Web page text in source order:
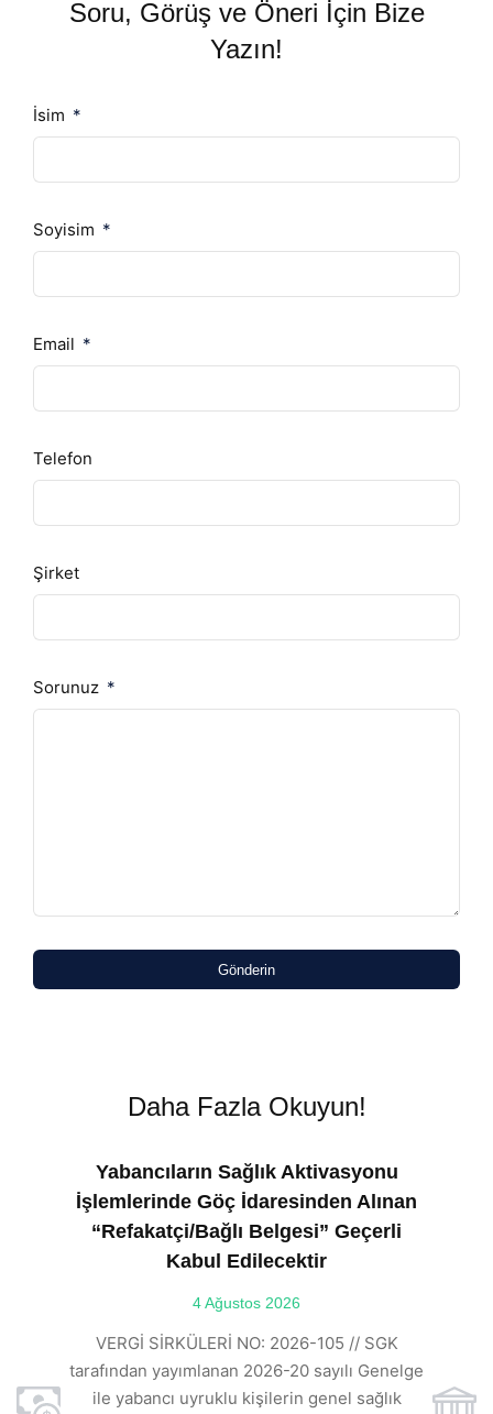
Soru, Görüş ve Öneri İçin Bize
Yazın!
İsim
Soyisim
Email
Telefon
Şirket
Sorunuz
Gönderin
Daha Fazla Okuyun!
Yabancıların Sağlık Aktivasyonu
İşlemlerinde Göç İdaresinden Alınan
“Refakatçi/Bağlı Belgesi” Geçerli
Kabul Edilecektir
4 Ağustos 2026
VERGİ SİRKÜLERİ NO: 2026-105 // SGK
tarafından yayımlanan 2026-20 sayılı Genelge
ile yabancı uyruklu kişilerin genel sağlık